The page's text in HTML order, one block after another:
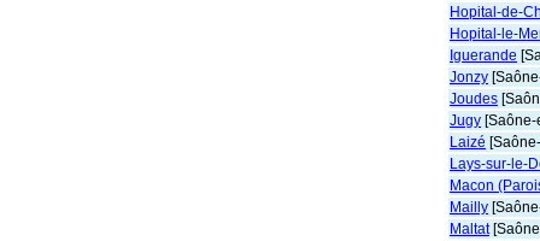
Hopital-de-
Hopital-le-
Iguerande
Jonzy
Joudes
Jugy
Laizé
Lays-sur-le-
Macon
Mailly
Maltat